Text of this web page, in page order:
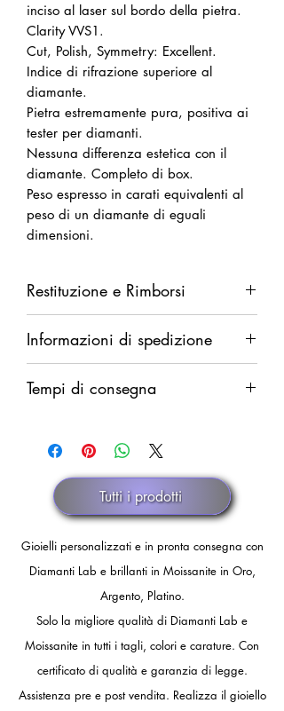
inciso al laser sul bordo della pietra.
Clarity VVS1.
Cut, Polish, Symmetry: Excellent.
Indice di rifrazione superiore al
diamante.
Pietra estremamente pura, positiva ai
tester per diamanti.
Nessuna differenza estetica con il
diamante. Completo di box.
Peso espresso in carati equivalenti al
peso di un diamante di eguali
dimensioni.
Restituzione e Rimborsi
14 giorni dalla ricezione della merce.
Rimborso completo in caso di difetti.
Rimborso parziale (del solo costo della
merce al netto delle spese di
discrezionale.
Informazioni di spedizione
integrale in caso di smarrimento.
dello spedizioniere o dopo 30 giorni
Tempi di consegna
Tutti i prodotti
Gioielli personalizzati e in pronta consegna con
Diamanti Lab e brillanti in Moissanite in Oro,
Argento, Platino.
Solo la migliore qualità di Diamanti Lab e
Moissanite in tutti i tagli, colori e carature. Con
certificato di qualità e garanzia di legge.
Assistenza pre e post vendita. Realizza il gioiello